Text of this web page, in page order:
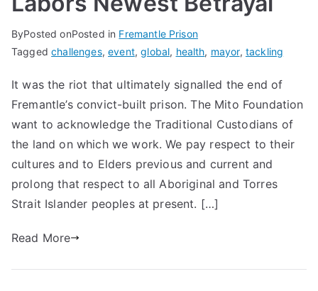
ByPosted onPosted in Fremantle Prison
Taggedchallenges,event,global, health, mayor, tackling
It was the riot that ultimately signalled the end of
Fremantle’s convict-built prison. The Mito Foundation
want to acknowledge the Traditional Custodians of
the land on which we work. We pay respect to their
cultures and to Elders previous and current and
prolong that respect to all Aboriginal and Torres
Strait Islander peoples at present. […]
Read More